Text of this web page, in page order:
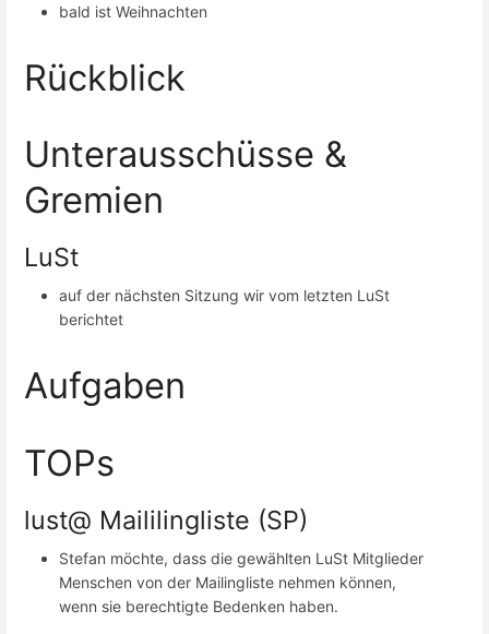
bald ist Weihnachten
Rückblick
Unterausschüsse &
Gremien
LuSt
auf der nächsten Sitzung wir vom letzten LuSt
berichtet
Aufgaben
TOPs
lust@ Maililingliste (SP)
Stefan möchte, dass die gewählten LuSt Mitglieder
Menschen von der Mailingliste nehmen können,
wenn sie berechtigte Bedenken haben.